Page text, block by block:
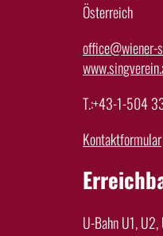
Österreich
office@wiener-
T.:+43-1-504
Kontaktformular
U-Bahn U1,